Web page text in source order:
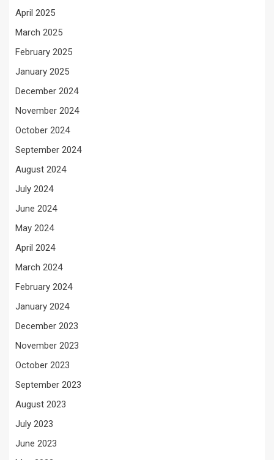
April 2025
March 2025
February 2025
January 2025
December 2024
November 2024
October 2024
September 2024
August 2024
July 2024
June 2024
May 2024
April 2024
March 2024
February 2024
January 2024
December 2023
November 2023
October 2023
September 2023
August 2023
July 2023
June 2023